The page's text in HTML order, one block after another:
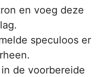
en voeg deze
speculoos er
de voorbereide